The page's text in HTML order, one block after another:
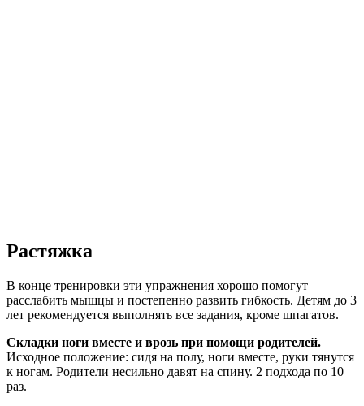
Растяжка
В конце тренировки эти упражнения хорошо помогут
расслабить мышцы и постепенно развить гибкость. Детям до 3
лет рекомендуется выполнять все задания, кроме шпагатов.
Складки ноги вместе и врозь при помощи родителей.
Исходное положение: сидя на полу, ноги вместе, руки тянутся
к ногам. Родители несильно давят на спину. 2 подхода по 10
раз.